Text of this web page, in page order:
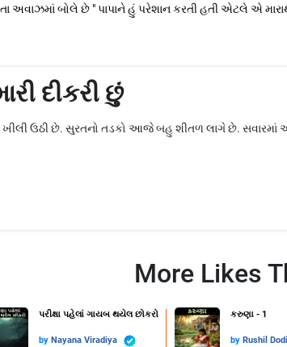
બોલે છે " પાપાને હું પરેશાન કરતી હતી એટલે એ
દીકરી છું
ઉઠી છે. સુરતનો તડકો આજે બહુ શીતળ લાગે છે. સવારમાં
More Likes
પરીક્ષા પહેલાં ગાયબ થયેલ છોકરો
by Nayana Viradiya
કરુણા - 1
by Rushil